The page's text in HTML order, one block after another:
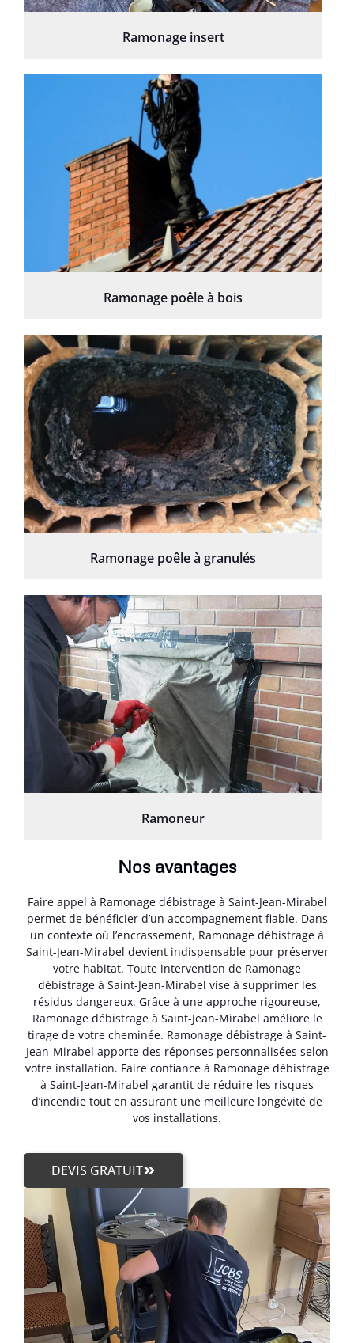
Ramonage insert
Ramonage poêle à bois
Ramonage poêle à granulés
Ramoneur
Nos avantages
Faire appel à Ramonage débistrage à Saint-Jean-Mirabel
permet de bénéficier d’un accompagnement fiable. Dans
un contexte où l’encrassement, Ramonage débistrage à
Saint-Jean-Mirabel devient indispensable pour préserver
votre habitat. Toute intervention de Ramonage
débistrage à Saint-Jean-Mirabel vise à supprimer les
résidus dangereux. Grâce à une approche rigoureuse,
Ramonage débistrage à Saint-Jean-Mirabel améliore le
tirage de votre cheminée. Ramonage débistrage à Saint-
Jean-Mirabel apporte des réponses personnalisées selon
votre installation. Faire confiance à Ramonage débistrage
à Saint-Jean-Mirabel garantit de réduire les risques
d’incendie tout en assurant une meilleure longévité de
vos installations.
DEVIS GRATUIT